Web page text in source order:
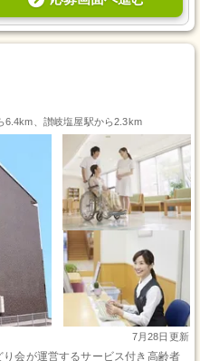
6.4km、讃岐塩屋駅から2.3km
7月28日更新
り会が運営するサービス付き高齢者